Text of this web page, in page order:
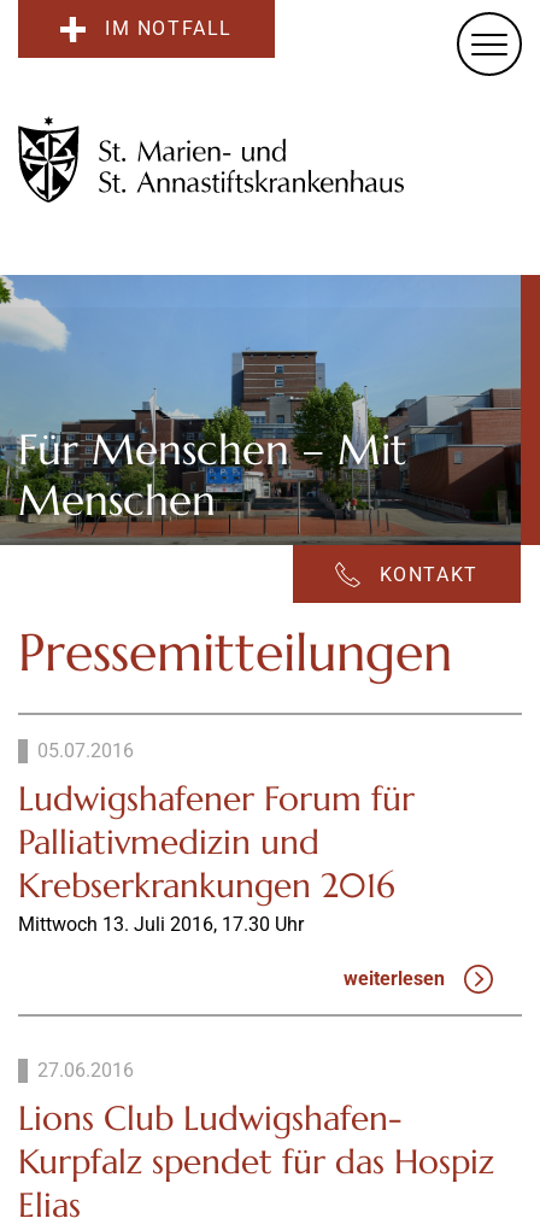
IM NOTFALL
Für Menschen – Mit
Menschen
KONTAKT
Pressemitteilungen
05.07.2016
Ludwigshafener Forum für
Palliativmedizin und
Krebserkrankungen 2016
Mittwoch 13. Juli 2016, 17.30 Uhr
weiterlesen
27.06.2016
Lions Club Ludwigshafen-
Kurpfalz spendet für das Hospiz
Elias